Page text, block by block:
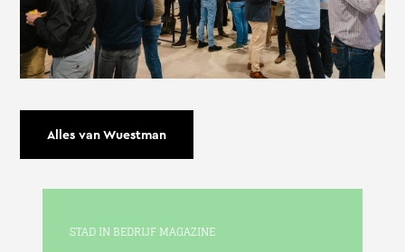
Alles van Wuestman
STAD IN BEDRIJF MAGAZINE